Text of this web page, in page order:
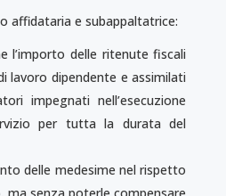
affidataria e subappaltatrice:
l’importo delle ritenute fiscali
lavoro dipendente e assimilati
impegnati nell’esecuzione
per tutta la durata del
delle medesime nel rispetto